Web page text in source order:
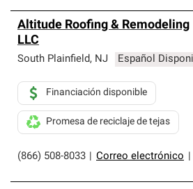
Altitude Roofing & Remodeling
LLC
South Plainfield, NJ Español
(866) 508-8033 Correo electrónico
Financiación disponible
Promesa de reciclaje de tejas